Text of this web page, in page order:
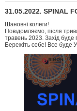
31.05.2022. SPINAL
Шановні колеги!
Повідомляємо, після
травень 2023. Захід буде
Бережіть себе! Все буде